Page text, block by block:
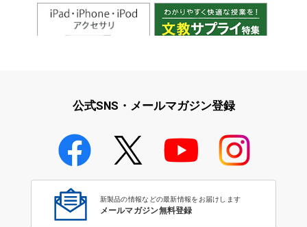
学校教育のICT環境整備特集
公式SNS・メールマガジン登録
新製品の情報などの最新情報をお届けします
メールマガジン無料登録